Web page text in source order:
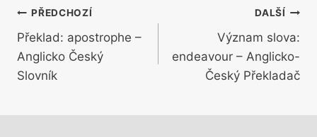
Navigace
pro
příspěvek
PŘEDCHOZÍ
Překlad: apostrophe –
Anglicko Český
Slovník
DALŠÍ
Význam slova:
endeavour – Anglicko-
Český Překladač